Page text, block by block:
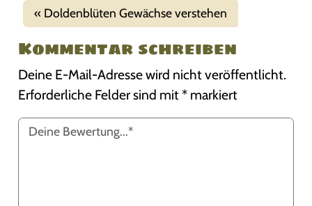
Doldenblüten Gewächse verstehen
Kommentar schreiben
Deine E-Mail-Adresse wird nicht veröffentlicht.
Erforderliche Felder sind mit* markiert